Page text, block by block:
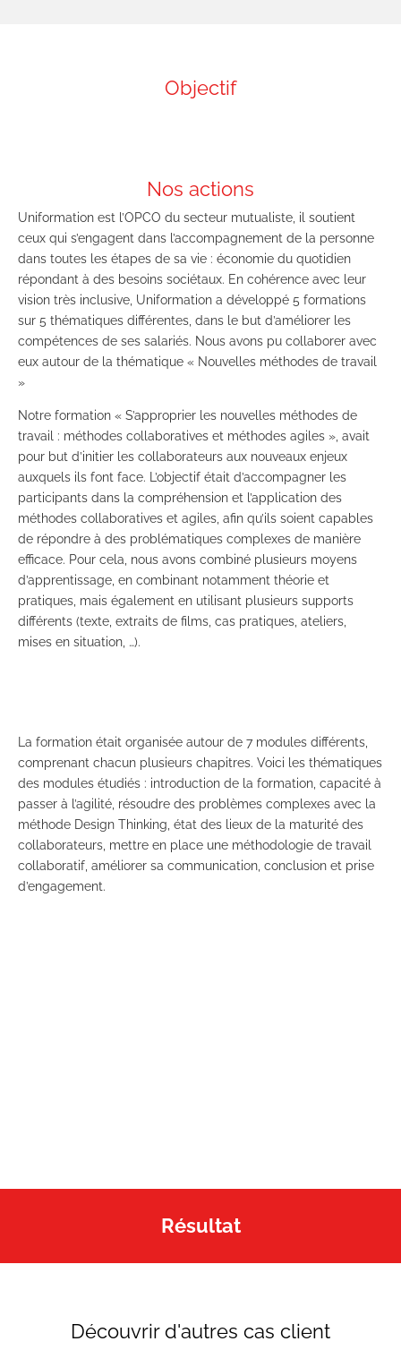
Objectif
Nos actions
Uniformation est l’OPCO du secteur mutualiste, il soutient
ceux qui s’engagent dans l’accompagnement de la personne
dans toutes les étapes de sa vie : économie du quotidien
répondant à des besoins sociétaux. En cohérence avec leur
vision très inclusive, Uniformation a développé 5 formations
sur 5 thématiques différentes, dans le but d’améliorer les
compétences de ses salariés. Nous avons pu collaborer avec
eux autour de la thématique « Nouvelles méthodes de travail
»
Notre formation « S’approprier les nouvelles méthodes de
travail : méthodes collaboratives et méthodes agiles », avait
pour but d’initier les collaborateurs aux nouveaux enjeux
auxquels ils font face. L’objectif était d’accompagner les
participants dans la compréhension et l’application des
méthodes collaboratives et agiles, afin qu’ils soient capables
de répondre à des problématiques complexes de manière
efficace. Pour cela, nous avons combiné plusieurs moyens
d’apprentissage, en combinant notamment théorie et
pratiques, mais également en utilisant plusieurs supports
différents (texte, extraits de films, cas pratiques, ateliers,
mises en situation, …).
La formation était organisée autour de 7 modules différents,
comprenant chacun plusieurs chapitres. Voici les thématiques
des modules étudiés : introduction de la formation, capacité à
passer à l’agilité, résoudre des problèmes complexes avec la
méthode Design Thinking, état des lieux de la maturité des
collaborateurs, mettre en place une méthodologie de travail
collaboratif, améliorer sa communication, conclusion et prise
d’engagement.
Résultat
Découvrir d'autres cas client